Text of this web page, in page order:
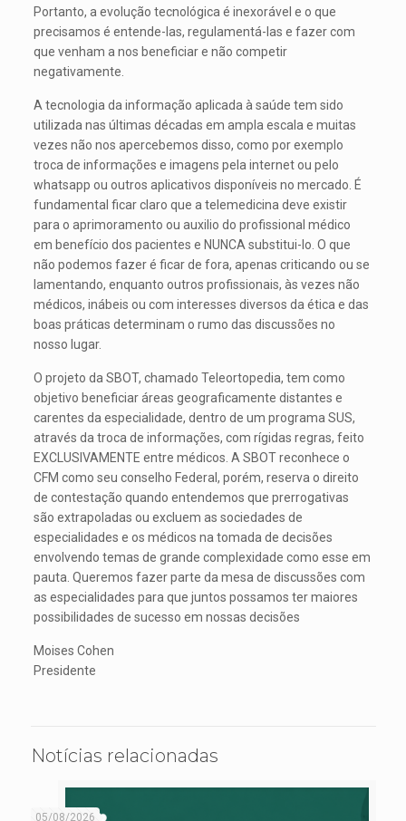
Portanto, a evolução tecnológica é inexorável e o que
precisamos é entende-las, regulamentá-las e fazer com
que venham a nos beneficiar e não competir
negativamente.
A tecnologia da informação aplicada à saúde tem sido
utilizada nas últimas décadas em ampla escala e muitas
vezes não nos apercebemos disso, como por exemplo
troca de informações e imagens pela internet ou pelo
whatsapp ou outros aplicativos disponíveis no mercado. É
fundamental ficar claro que a telemedicina deve existir
para o aprimoramento ou auxilio do profissional médico
em benefício dos pacientes e NUNCA substitui-lo. O que
não podemos fazer é ficar de fora, apenas criticando ou se
lamentando, enquanto outros profissionais, às vezes não
médicos, inábeis ou com interesses diversos da ética e das
boas práticas determinam o rumo das discussões no
nosso lugar.
O projeto da SBOT, chamado Teleortopedia, tem como
objetivo beneficiar áreas geograficamente distantes e
carentes da especialidade, dentro de um programa SUS,
através da troca de informações, com rígidas regras, feito
EXCLUSIVAMENTE entre médicos. A SBOT reconhece o
CFM como seu conselho Federal, porém, reserva o direito
de contestação quando entendemos que prerrogativas
são extrapoladas ou excluem as sociedades de
especialidades e os médicos na tomada de decisões
envolvendo temas de grande complexidade como esse em
pauta. Queremos fazer parte da mesa de discussões com
as especialidades para que juntos possamos ter maiores
possibilidades de sucesso em nossas decisões
Moises Cohen
Presidente
Notícias relacionadas
05/08/2026